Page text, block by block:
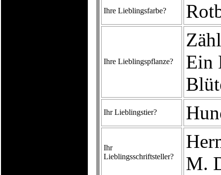
Ihre Lieblingsfarbe?
Ihre Lieblingspflanze?
Ein
Ihr Lieblingstier?
Ihr
Lieblingsschriftsteller?
M.